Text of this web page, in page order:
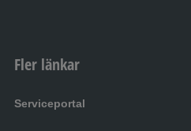
Fler länkar
Serviceportal